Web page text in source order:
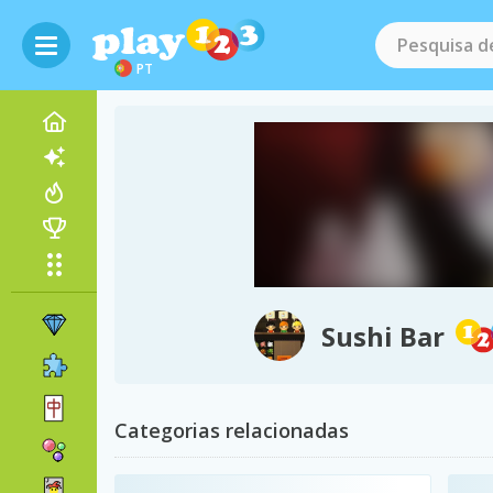
PT
Sushi Bar
Categorias relacionadas